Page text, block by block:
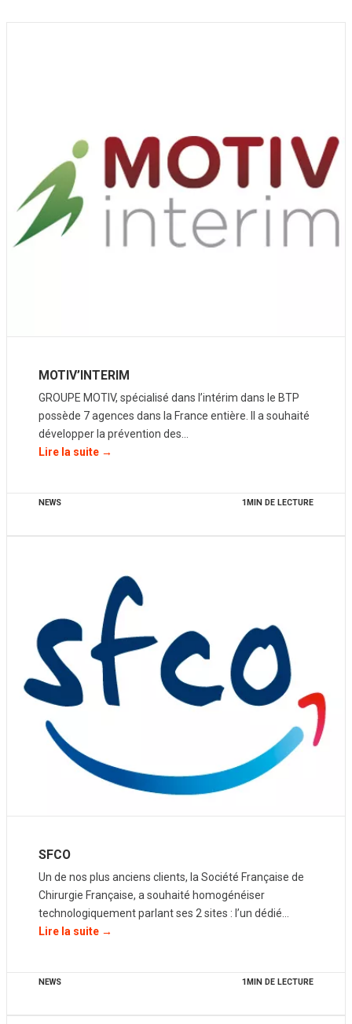
MOTIV’INTERIM
GROUPE MOTIV, spécialisé dans l’intérim dans le BTP
possède 7 agences dans la France entière. Il a souhaité
développer la prévention des…
Lire la suite →
NEWS 1MIN DE LECTURE
SFCO
Un de nos plus anciens clients, la Société Française de
Chirurgie Française, a souhaité homogénéiser
technologiquement parlant ses 2 sites : l’un dédié…
Lire la suite →
NEWS 1MIN DE LECTURE